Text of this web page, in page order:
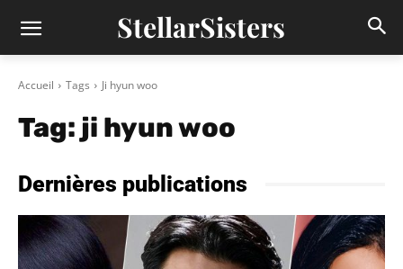
StellarSisters
Accueil Tags Ji hyun woo
Tag: ji hyun woo
Dernières publications